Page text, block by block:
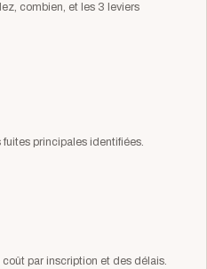
combien, et les 3 leviers
principales identifiées.
par inscription et des délais.